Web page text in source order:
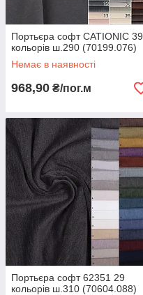
Портьєра софт CATIONIC 39
кольорів ш.290 (70199.076)
Немає в наявності
968,90 ₴/пог.м
Портьєра софт 62351 29
кольорів ш.310 (70604.088)